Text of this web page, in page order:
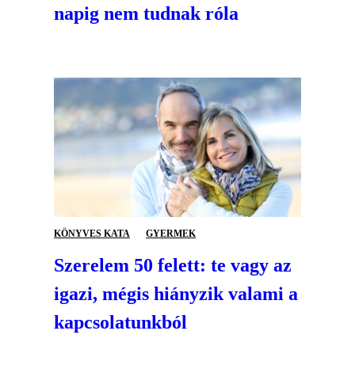
napig nem tudnak róla
KÖNYVES KATA GYERMEK
Szerelem 50 felett: te vagy az
igazi, mégis hiányzik valami a
kapcsolatunkból